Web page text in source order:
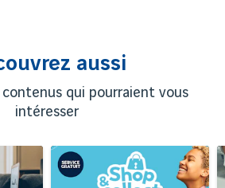
aussi
qui pourraient vous
intéresser